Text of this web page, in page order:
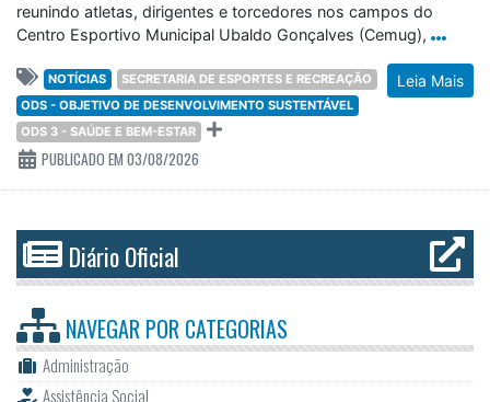
reunindo atletas, dirigentes e torcedores nos campos do
Centro Esportivo Municipal Ubaldo Gonçalves (Cemug),
Leia Mais
NOTÍCIAS
SECRETARIA DE ESPORTES E RECREAÇÃO
ODS - OBJETIVO DE DESENVOLVIMENTO SUSTENTÁVEL
ODS 3 - SAÚDE E BEM-ESTAR
PUBLICADO EM 03/08/2026
Diário Oficial
NAVEGAR POR CATEGORIAS
Administração
Assistência Social